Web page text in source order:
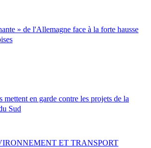
» de l'Allemagne face à la forte hausse
mettent en garde contre les projets de la
Sud
ET TRANSPORT